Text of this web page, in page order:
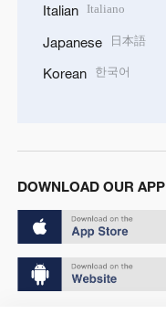
Italian Italiano
Japanese 日本語
Korean 한국어
DOWNLOAD OUR APP